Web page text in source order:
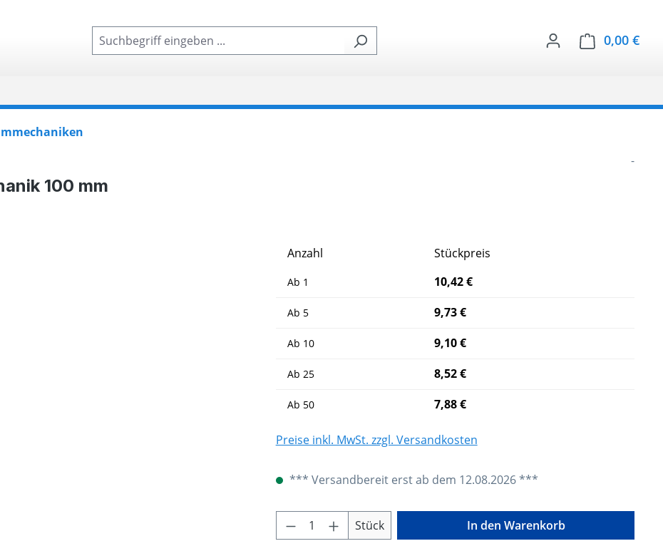
0,00 €
100 mm
-
Anzahl Stückpreis
Ab 1 10,42 €
Ab 5 9,73 €
Ab 10 9,10 €
Ab 25 8,52 €
Ab 50 7,88 €
Preise inkl. MwSt. zzgl. Versandkosten
*** Versandbereit erst ab dem 12.08.2026 ***
Produkt Anzahl: Gib den gewünschten Wert
Stück In den Warenkorb